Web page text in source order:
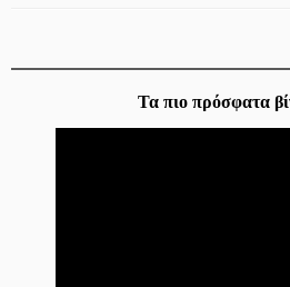
Τα πιο πρόσφατα